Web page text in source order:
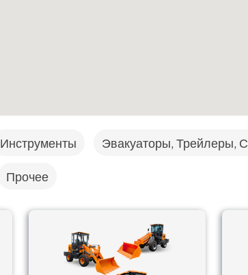
Инструменты Эвакуаторы,
Прочее